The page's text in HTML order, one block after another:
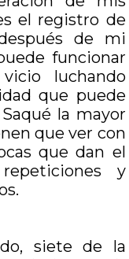
el registro de
de mi
funcionar
luchando
que puede
la mayor
que ver con
que dan el
y
siete de la